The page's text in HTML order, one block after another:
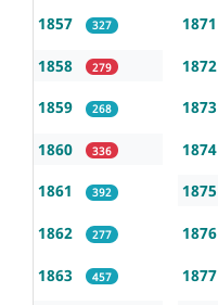
1857 327
1858 279
1859 268
1860 336
1861 392
1862 277
1863 457
1871
1872
1873
1874
1875
1876
1877